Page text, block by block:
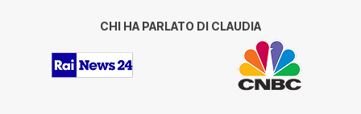
CHI HA PARLATO DI CLAUDIA